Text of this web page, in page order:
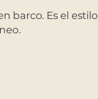
barco. Es el estilo